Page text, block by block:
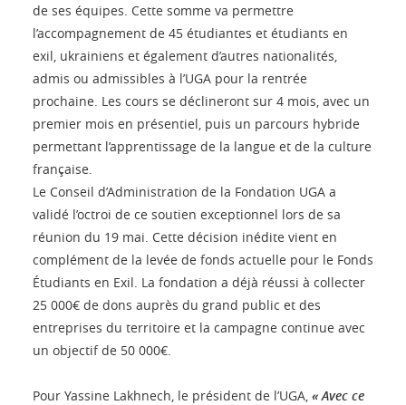
de ses équipes. Cette somme va permettre
l’accompagnement de 45 étudiantes et étudiants en
exil, ukrainiens et également d’autres nationalités,
admis ou admissibles à l’UGA pour la rentrée
prochaine. Les cours se déclineront sur 4 mois, avec un
premier mois en présentiel, puis un parcours hybride
permettant l’apprentissage de la langue et de la culture
française.
Le Conseil d’Administration de la Fondation UGA a
validé l’octroi de ce soutien exceptionnel lors de sa
réunion du 19 mai. Cette décision inédite vient en
complément de la levée de fonds actuelle pour le Fonds
Étudiants en Exil. La fondation a déjà réussi à collecter
25 000€ de dons auprès du grand public et des
entreprises du territoire et la campagne continue avec
un objectif de 50 000€.
Pour Yassine Lakhnech, le président de l’UGA, « Avec ce